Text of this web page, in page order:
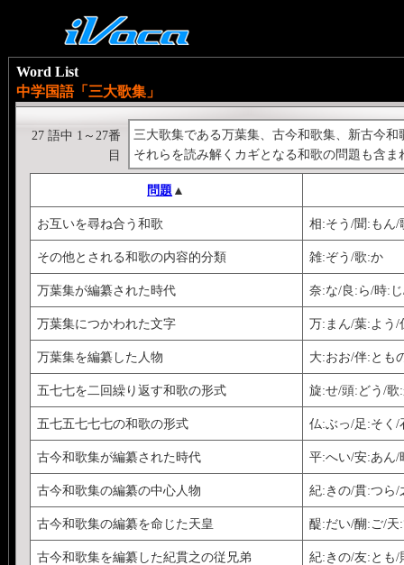
Word List
中学国語「三大歌集」
三大歌集である万葉集、古今和歌集、新古今
それらを読み解くカギとなる和歌の問題も含ま
27 語中 1～27番
目
問題 ▲
お互いを尋ね合う和歌 相:そう/聞:もん/
その他とされる和歌の内容的分類 雑:ぞう/歌:か
万葉集が編纂された時代 奈:な/良:ら/時:
万葉集につかわれた文字 万:まん/葉:よう/
万葉集を編纂した人物 大:おお/伴:とも
五七七を二回繰り返す和歌の形式 旋:せ/頭:どう/歌
五七五七七七の和歌の形式 仏:ぶっ/足:そく/
古今和歌集が編纂された時代 平:へい/安:あん/
古今和歌集の編纂の中心人物 紀:きの/貫:つら/
古今和歌集の編纂を命じた天皇 醍:だい/醐:ご/天
古今和歌集を編纂した紀貫之の従兄弟 紀:きの/友:とも/